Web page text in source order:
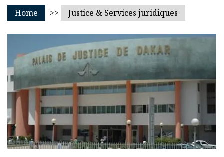
Home >> Justice & Services juridiques